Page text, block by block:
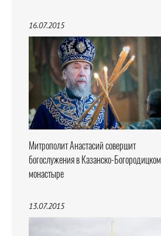
16.07.2015
Митрополит Анастасий совершит
богослужения в Казанско-Богородицком
монастыре
13.07.2015